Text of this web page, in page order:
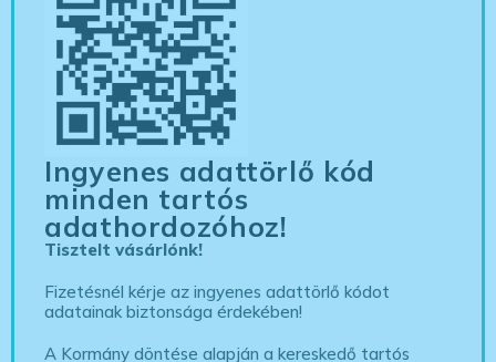
Ingyenes adattörlő kód
minden tartós
adathordozóhoz!
Tisztelt vásárlónk!
Fizetésnél kérje az ingyenes adattörlő kódot
adatainak biztonsága érdekében!
A Kormány döntése alapján a kereskedő tartós